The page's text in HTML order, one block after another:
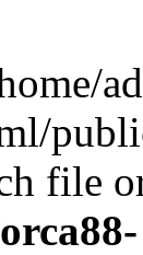
file